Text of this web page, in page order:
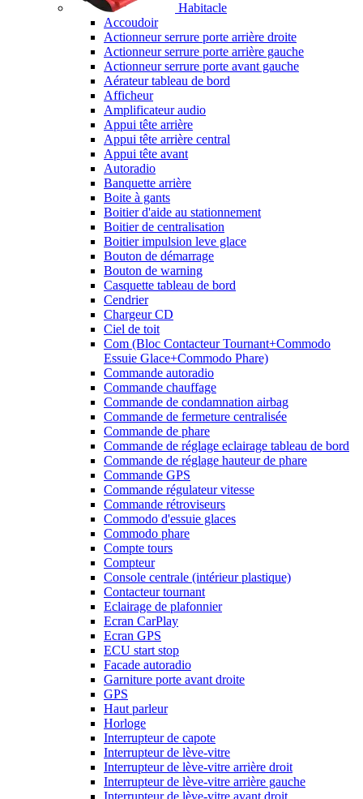
Habitacle
Accoudoir
Actionneur serrure porte arrière droite
Actionneur serrure porte arrière gauche
Actionneur serrure porte avant gauche
Aérateur tableau de bord
Afficheur
Amplificateur audio
Appui tête arrière
Appui tête arrière central
Appui tête avant
Autoradio
Banquette arrière
Boite à gants
Boitier d'aide au stationnement
Boitier de centralisation
Boitier impulsion leve glace
Bouton de démarrage
Bouton de warning
Casquette tableau de bord
Cendrier
Chargeur CD
Ciel de toit
Com (Bloc Contacteur Tournant+Commodo
Essuie Glace+Commodo Phare)
Commande autoradio
Commande chauffage
Commande de condamnation airbag
Commande de fermeture centralisée
Commande de phare
Commande de réglage eclairage tableau de bord
Commande de réglage hauteur de phare
Commande GPS
Commande régulateur vitesse
Commande rétroviseurs
Commodo d'essuie glaces
Commodo phare
Compte tours
Compteur
Console centrale (intérieur plastique)
Contacteur tournant
Eclairage de plafonnier
Ecran CarPlay
Ecran GPS
ECU start stop
Facade autoradio
Garniture porte avant droite
GPS
Haut parleur
Horloge
Interrupteur de capote
Interrupteur de lève-vitre
Interrupteur de lève-vitre arrière droit
Interrupteur de lève-vitre arrière gauche
Interrupteur de lève-vitre avant droit